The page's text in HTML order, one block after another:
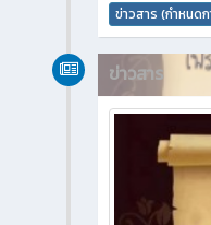
ข่าวสาร (กำหนด
ข่าวสาร